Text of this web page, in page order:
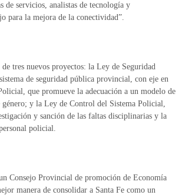
de servicios, analistas de tecnología y
para la mejora de la conectividad”.
tres nuevos proyectos: la Ley de Seguridad
de seguridad pública provincial, con eje en
que promueve la adecuación a un modelo de
y la Ley de Control del Sistema Policial,
y sanción de las faltas disciplinarias y la
policial.
Consejo Provincial de promoción de Economía
manera de consolidar a Santa Fe como un